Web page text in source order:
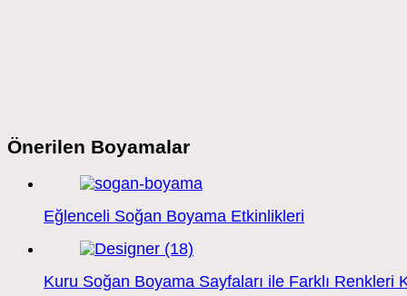
Önerilen Boyamalar
Eğlenceli Soğan Boyama Etkinlikleri
Kuru Soğan Boyama Sayfaları ile Farklı Renkleri